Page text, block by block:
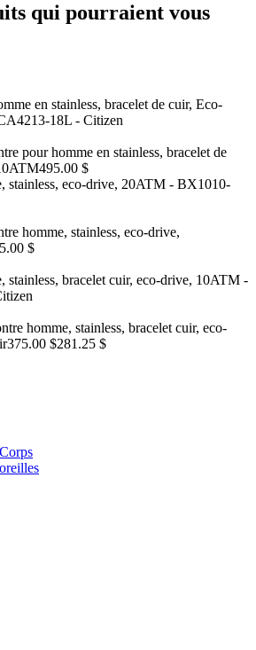
qui pourraient vous
pour homme en stainless, bracelet de
495.00 $
homme, stainless, eco-drive,
$
homme, stainless, bracelet cuir, eco-
375.00 $281.25 $